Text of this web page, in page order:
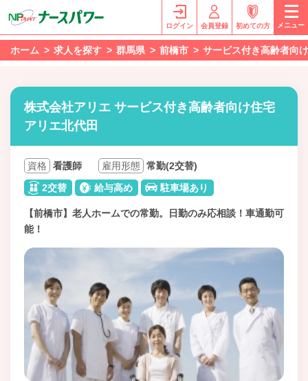
ログイン 会員登録 初めての方 メニュー
ホーム 求人を探す 群馬県 前橋市 サービス付き高齢者向
株式会社アリエ サービス付き高齢者向け住宅
アリエ北代田
資格 看護師 雇用形態 常勤(2交替)
2交替
給与高め 駐車場あり
【前橋市】老人ホームでの常勤。日勤のみ応相談！車通勤可
能！